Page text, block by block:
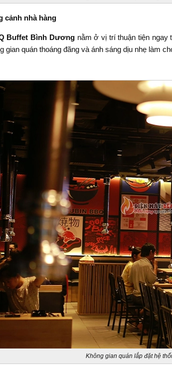
cảnh nhà hàng
Buffet Bình Dươngnằm ở vị trí thuận tiện ngay
gian quán thoáng đãng và ánh sáng dịu nhẹ làm
Không gian quán lắp đặt hệ